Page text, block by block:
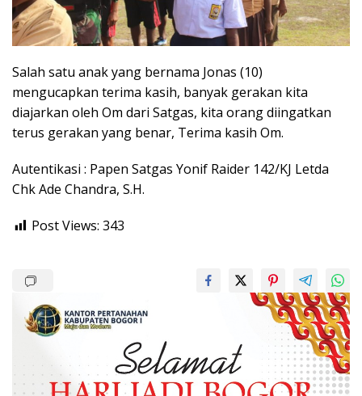
Salah satu anak yang bernama Jonas (10)
mengucapkan terima kasih, banyak gerakan kita
diajarkan oleh Om dari Satgas, kita orang diingatkan
terus gerakan yang benar, Terima kasih Om.
Autentikasi : Papen Satgas Yonif Raider 142/KJ Letda
Chk Ade Chandra, S.H.
Post Views: 343